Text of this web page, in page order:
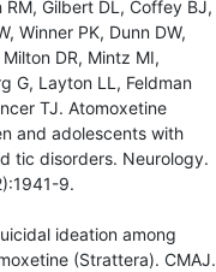
RM, Gilbert DL, Coffey BJ,
Winner PK, Dunn DW,
DR, Mintz MI,
G, Layton LL, Feldman
TJ. Atomoxetine
and adolescents with
tic disorders. Neurology.
9.
ideation among
(Strattera). CMAJ.